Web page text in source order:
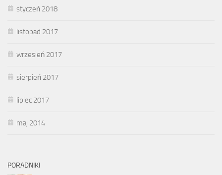
styczeń 2018
listopad 2017
wrzesień 2017
sierpień 2017
lipiec 2017
maj 2014
PORADNIKI